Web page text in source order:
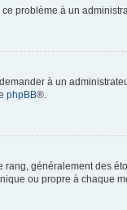
problème à un
à un
phpBB®.
rang, généralement des
ou propre à chaque